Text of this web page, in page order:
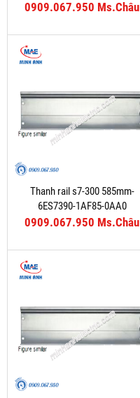
0909.067.950 Ms.Châu
Thanh rail s7-300 585mm-
6ES7390-1AF85-0AA0
0909.067.950 Ms.Châu